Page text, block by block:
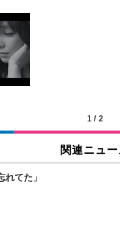
スト コンパクト 約105度
ックレスト 30度ロッキン
コンチェア (ブラック)
型4K UHD・USB Type-C・ホ
）
ホワイト 300枚
1 / 2
関連ニュー
てた」